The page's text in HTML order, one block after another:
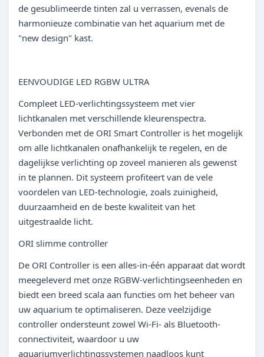
de gesublimeerde tinten zal u verrassen, evenals de
harmonieuze combinatie van het aquarium met de
"new design" kast.
EENVOUDIGE LED RGBW ULTRA
Compleet LED-verlichtingssysteem met vier
lichtkanalen met verschillende kleurenspectra.
Verbonden met de ORI Smart Controller is het mogelijk
om alle lichtkanalen onafhankelijk te regelen, en de
dagelijkse verlichting op zoveel manieren als gewenst
in te plannen. Dit systeem profiteert van de vele
voordelen van LED-technologie, zoals zuinigheid,
duurzaamheid en de beste kwaliteit van het
uitgestraalde licht.
ORI slimme controller
De ORI Controller is een alles-in-één apparaat dat wordt
meegeleverd met onze RGBW-verlichtingseenheden en
biedt een breed scala aan functies om het beheer van
uw aquarium te optimaliseren. Deze veelzijdige
controller ondersteunt zowel Wi-Fi- als Bluetooth-
connectiviteit, waardoor u uw
aquariumverlichtingssystemen naadloos kunt